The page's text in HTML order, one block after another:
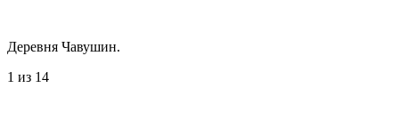
Деревня Чавушин.
1 из 14